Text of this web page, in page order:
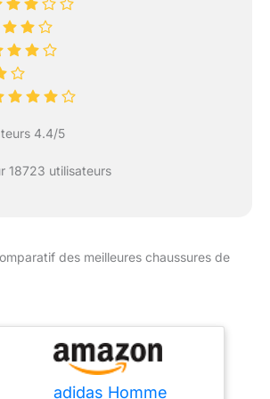
4.4/5
18723 utilisateurs
des meilleures chaussures de
adidas Homme